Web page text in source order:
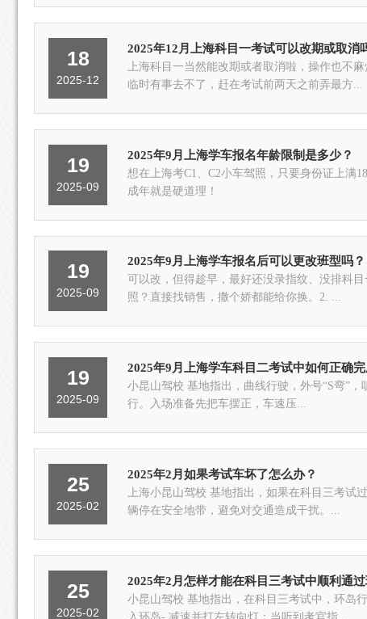
18
2025-12
2025年12月上海科目一考试可以改期或取消
上海科目一当然能改期或者取消啦，操作也不麻
临时有事去不了，赶在考试前两天之前弄最方...
19
2025-09
2025年9月上海学车报名年龄限制是多少？
想在上海考C1、C2小车驾照，只要身份证上满
成年就是硬道理！
19
2025-09
2025年9月上海学车报名后可以更改班型吗？
可以改，但得趁早，最好还没录指纹、没排科
照？直接找销售，撒个娇都能给你换。2. ...
19
2025-09
2025年9月上海学车科目二考试中如何正确
小昆山驾校 基地指出，曲线行驶，外号“S弯”
行。入场准备先把车摆正，车速压...
25
2025-02
2025年2月如果考试车坏了怎么办？
上海小昆山驾校 基地指出，如果在科目三考
辆停在安全地带，避免对交通造成干扰。...
25
2025-02
2025年2月怎样才能在科目三考试中顺利通
小昆山驾校 基地指出，在科目三考试中，环岛